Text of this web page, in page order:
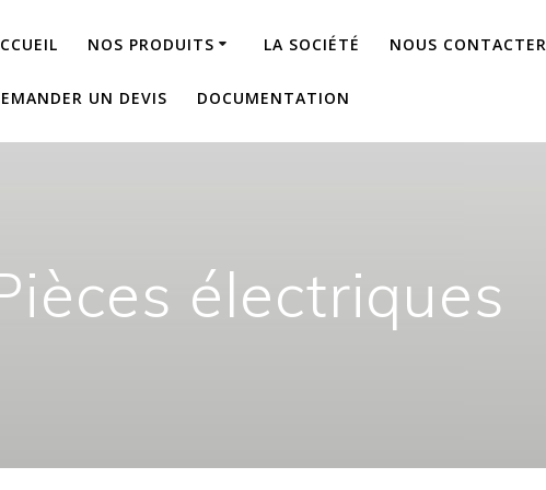
NOS PRODUITS LA SOCIÉTÉ NOUS CONTACTER
UN DEVIS DOCUMENTATION
électriques